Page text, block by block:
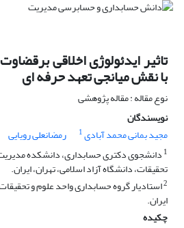
تاثیر ایدئولوژی اخلاقی
با نقش میانجی تعهد حرفه ای
نوع مقاله : مقاله پژوهشی
نویسندگان
مجید بمانی محمد آبادی1 رمضانعلی رویایی
1 دانشجوی دکتری حسابداری، دانشکده
تحقیقات، دانشگاه آزاد اسلامی، تهران، ایران.
2استادیار گروه حسابداری واحد علوم و
ایران.
چکیده